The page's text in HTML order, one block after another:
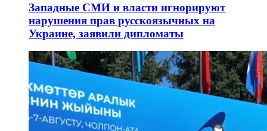
Западные СМИ и власти игнорируют
нарушения прав русскоязычных на
Украине, заявили дипломаты